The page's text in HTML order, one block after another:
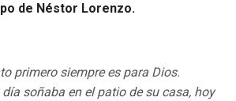
de Néstor Lorenzo.
primero siempre es para Dios.
soñaba en el patio de su casa, hoy